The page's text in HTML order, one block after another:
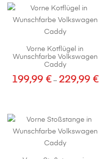
weist
mehrere
Varianten
Die
Optionen
können
gewählt
werden
Vorne Kotflügel in
Wunschfarbe Volkswagen
Caddy
199,99 € – 229,99 €
weist
mehrere
Varianten